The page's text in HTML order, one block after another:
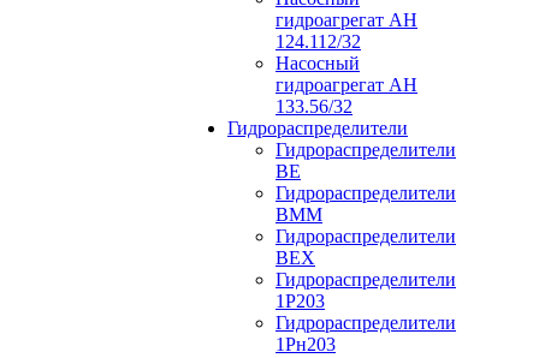
гидроагрегат АН
124.112/32
Насосный
гидроагрегат АН
133.56/32
Гидрораспределители
Гидрораспределители
ВЕ
Гидрораспределители
ВММ
Гидрораспределители
ВЕХ
Гидрораспределители
1Р203
Гидрораспределители
1Рн203